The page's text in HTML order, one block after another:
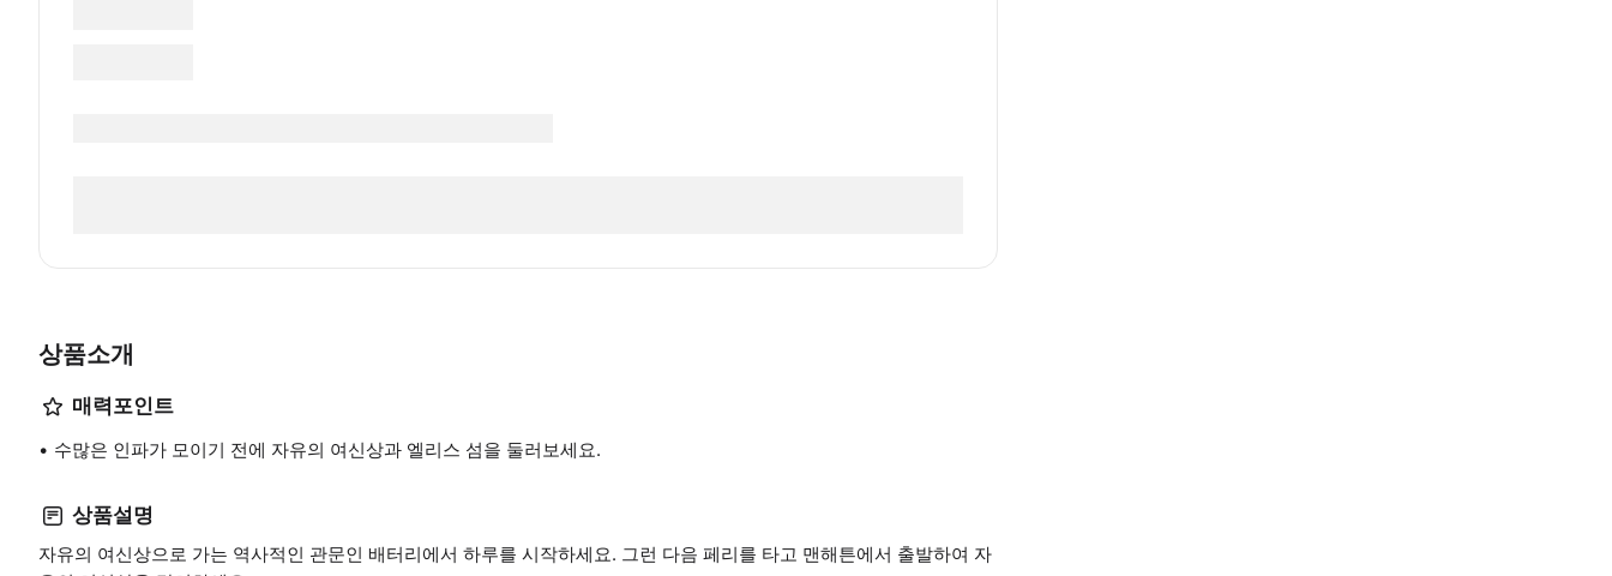
상품소개
매력포인트
수많은 인파가 모이기 전에 자유의 여신상과 엘리스 섬을 둘러보세요.
상품설명
자유의 여신상으로 가는 역사적인 관문인 배터리에서 하루를 시작하세요. 그런 다음 페리를 타고 맨해튼에서 출발하여 자